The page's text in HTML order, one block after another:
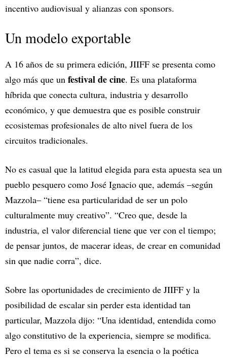
incentivo audiovisual y alianzas con sponsors.
Un modelo exportable
A 16 años de su primera edición, JIIFF se presenta como
algo más que un festival de cine. Es una plataforma
híbrida que conecta cultura, industria y desarrollo
económico, y que demuestra que es posible construir
ecosistemas profesionales de alto nivel fuera de los
circuitos tradicionales.
No es casual que la latitud elegida para esta apuesta sea un
pueblo pesquero como José Ignacio que, además –según
Mazzola– “tiene esa particularidad de ser un polo
culturalmente muy creativo”. “Creo que, desde la
industria, el valor diferencial tiene que ver con el tiempo;
de pensar juntos, de macerar ideas, de crear en comunidad
sin que nadie corra”, dice.
Sobre las oportunidades de crecimiento de JIIFF y la
posibilidad de escalar sin perder esta identidad tan
particular, Mazzola dijo: “Una identidad, entendida como
algo constitutivo de la experiencia, siempre se modifica.
Pero el tema es si se conserva la esencia o la poética